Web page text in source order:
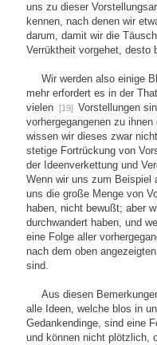
uns zu dieser
kennen, nach denen wir
darum, damit wir die
Verrüktheit vorgehet, desto
Wir werden also einige
mehr erfordert es in der
vielen
[19] Vorstellungen
vorhergegangenen zu
wissen wir dieses zwar
stetige Fortrückung von
der Ideenverkettung und
Wenn wir uns zum Beispiel
uns die große Menge von
haben, nicht bewußt; aber
durchwandert haben, und
eine Folge aller
nach dem oben
sind.
Aus diesen
alle Ideen, welche blos in
Gedankendinge, sind eine
und können nicht plötzlich,